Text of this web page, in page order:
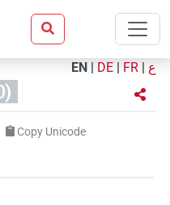
EN | DE | FR | ع
Copy Unicode